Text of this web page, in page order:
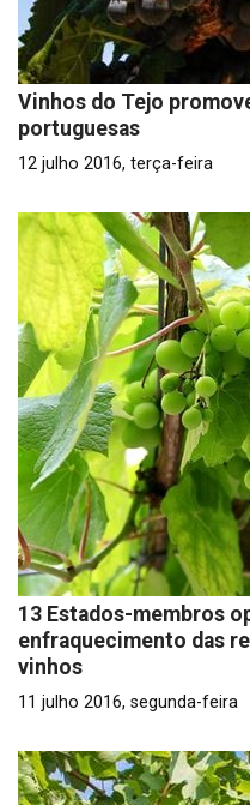
Vinhos do Tejo
portuguesas
12 julho 2016, terça-feira
13 Estados-membros
enfraquecimento das
vinhos
11 julho 2016, segunda-feira